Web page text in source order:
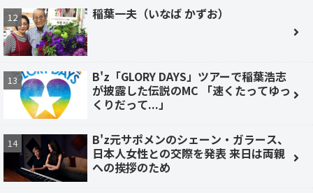
稲葉一夫（いなば かずお）
B'z「GLORY DAYS」ツアーで稲葉浩志
が披露した伝説のMC 「速くたってゆっ
くりだって...」
B'z元サポメンのシェーン・ガラース、
日本人女性との交際を発表 来日は両親
への挨拶のため